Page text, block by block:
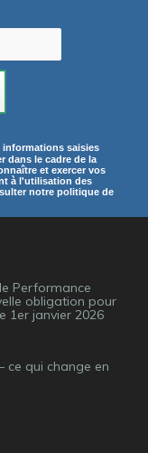
informations saisies
dans le cadre de la
et exercer vos
à l'utilisation des
notre politique de
Performance
obligation pour
1er janvier 2026
ce qui change en